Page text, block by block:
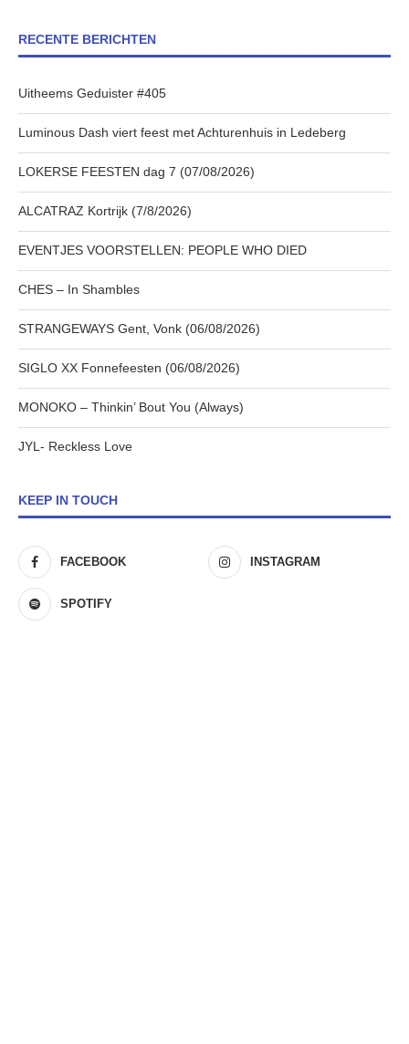
RECENTE BERICHTEN
Uitheems Geduister #405
Luminous Dash viert feest met Achturenhuis in Ledeberg
LOKERSE FEESTEN dag 7 (07/08/2026)
ALCATRAZ Kortrijk (7/8/2026)
EVENTJES VOORSTELLEN: PEOPLE WHO DIED
CHES – In Shambles
STRANGEWAYS Gent, Vonk (06/08/2026)
SIGLO XX Fonnefeesten (06/08/2026)
MONOKO – Thinkin’ Bout You (Always)
JYL- Reckless Love
KEEP IN TOUCH
FACEBOOK INSTAGRAM
SPOTIFY